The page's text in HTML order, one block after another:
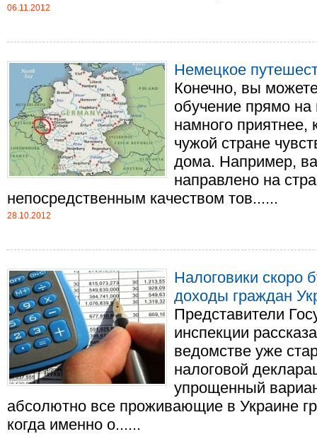
06.11.2012
Немецкое
Конечно, вы
обучение прямо на
намного приятнее,
чужой стране
дома. Например,
направлено на
непосредственным качеством тов......
28.10.2012
Налоговики скоро
доходы граждан
Представители
инспекции
ведомстве уже
налоговой
упрощенный
абсолютно все проживающие в Украине
когда именно о......